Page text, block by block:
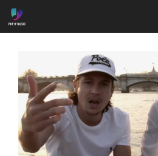
Aller
au